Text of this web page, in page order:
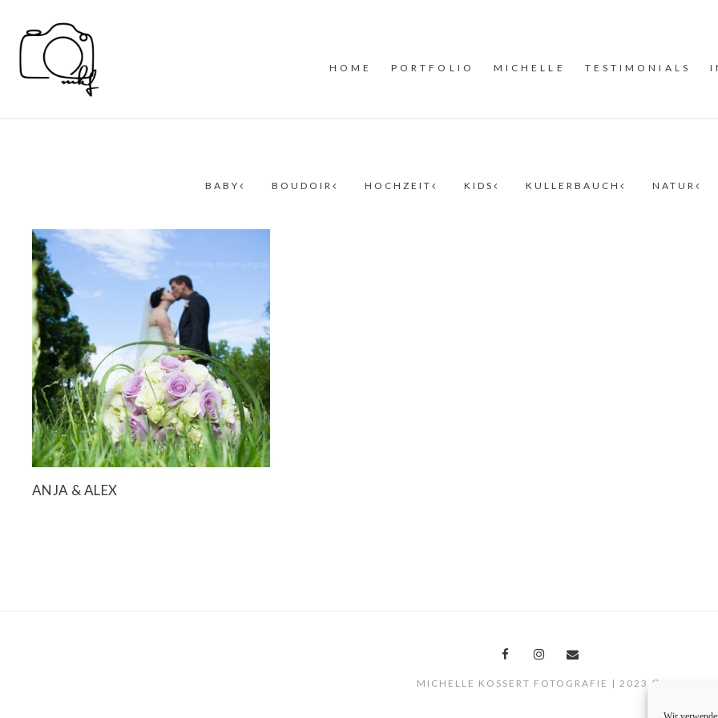
HOME PORTFOLIO MICHELLE TESTIMONIALS
BABY BOUDOIR HOCHZEIT KIDS KULLERBAUCH NATUR
ANJA & ALEX
MICHELLE KOSSERT FOTOGRAFIE | 2023 ©